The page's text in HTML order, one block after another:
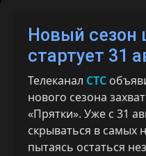
Новый сезон
стартует 31
Телеканал СТС
нового сезона
«Прятки». Уже с 31
скрываться в самых
пытаясь остаться